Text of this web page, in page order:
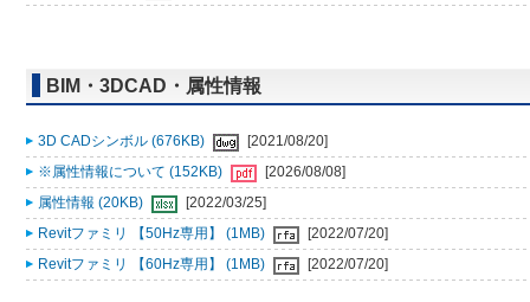
BIM・3DCAD・属性情報
3D CADシンボル (676KB)
[2021/08/20]
※属性情報について (152KB)
[2026/08/08]
属性情報 (20KB)
[2022/03/25]
Revitファミリ 【50Hz専用】 (1MB)
[2022/07/20]
Revitファミリ 【60Hz専用】 (1MB)
[2022/07/20]